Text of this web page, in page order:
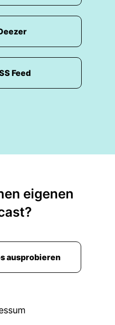
Feed
eigenen
ausprobieren